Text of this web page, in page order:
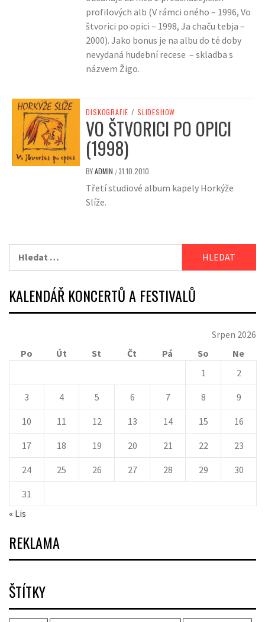
profilových alb (V rámci oného – 1996, Vo
štvorici po opici – 1998, Ja chaču tebja –
2000). Jako bonus je na albu do té doby
nevydaná hudební recese – skladba s
názvem Žigo.
DISKOGRAFIE / SLIDESHOW
VO ŠTVORICI PO OPICI
(1998)
BYADMIN /31.10.2010
Třetí studiové album kapely Horkýže
Slíže.
KALENDÁŘ KONCERTŮ A FESTIVALŮ
Srpen 2026
Po
Út St Čt Pá So
Ne
1
2
3 4 5 6 7 8 9
10 11 12 13 14 15 16
17 18 19 20 21 22 23
24 25 26 27 28 29 30
31
« Lis
REKLAMA
ŠTÍTKY